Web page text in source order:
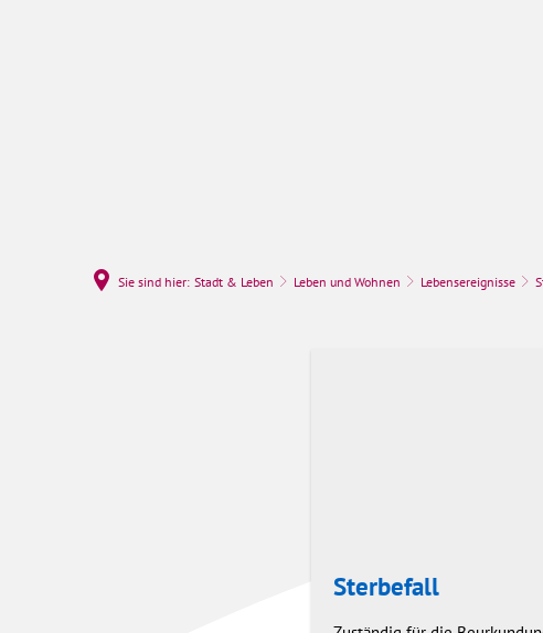
Sie sind hier: Stadt & Leben Leben und Wohnen Lebensereignisse
Sterbefall